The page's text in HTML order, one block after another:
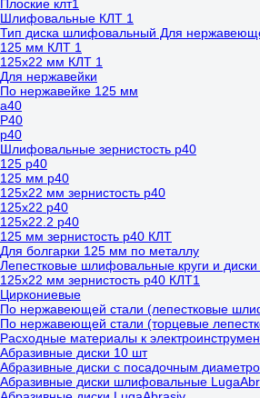
Плоские клт1
Шлифовальные КЛТ 1
Тип диска шлифовальный Для
125 мм КЛТ 1
125х22 мм КЛТ 1
Для нержавейки
По нержавейке 125 мм
а40
Р40
р40
Шлифовальные зернистость р40
125 р40
125 мм р40
125х22 мм зернистость р40
125х22 р40
125х22.2 р40
125 мм зернистость р40 КЛТ
Для болгарки 125 мм по металлу
Лепестковые шлифовальные круги и
125х22 мм зернистость р40 КЛТ1
Циркониевые
По нержавеющей стали (лепестковые
По нержавеющей стали (торцевые
Расходные материалы к
Абразивные диски 10 шт
Абразивные диски с посадочным
Абразивные диски шлифовальные